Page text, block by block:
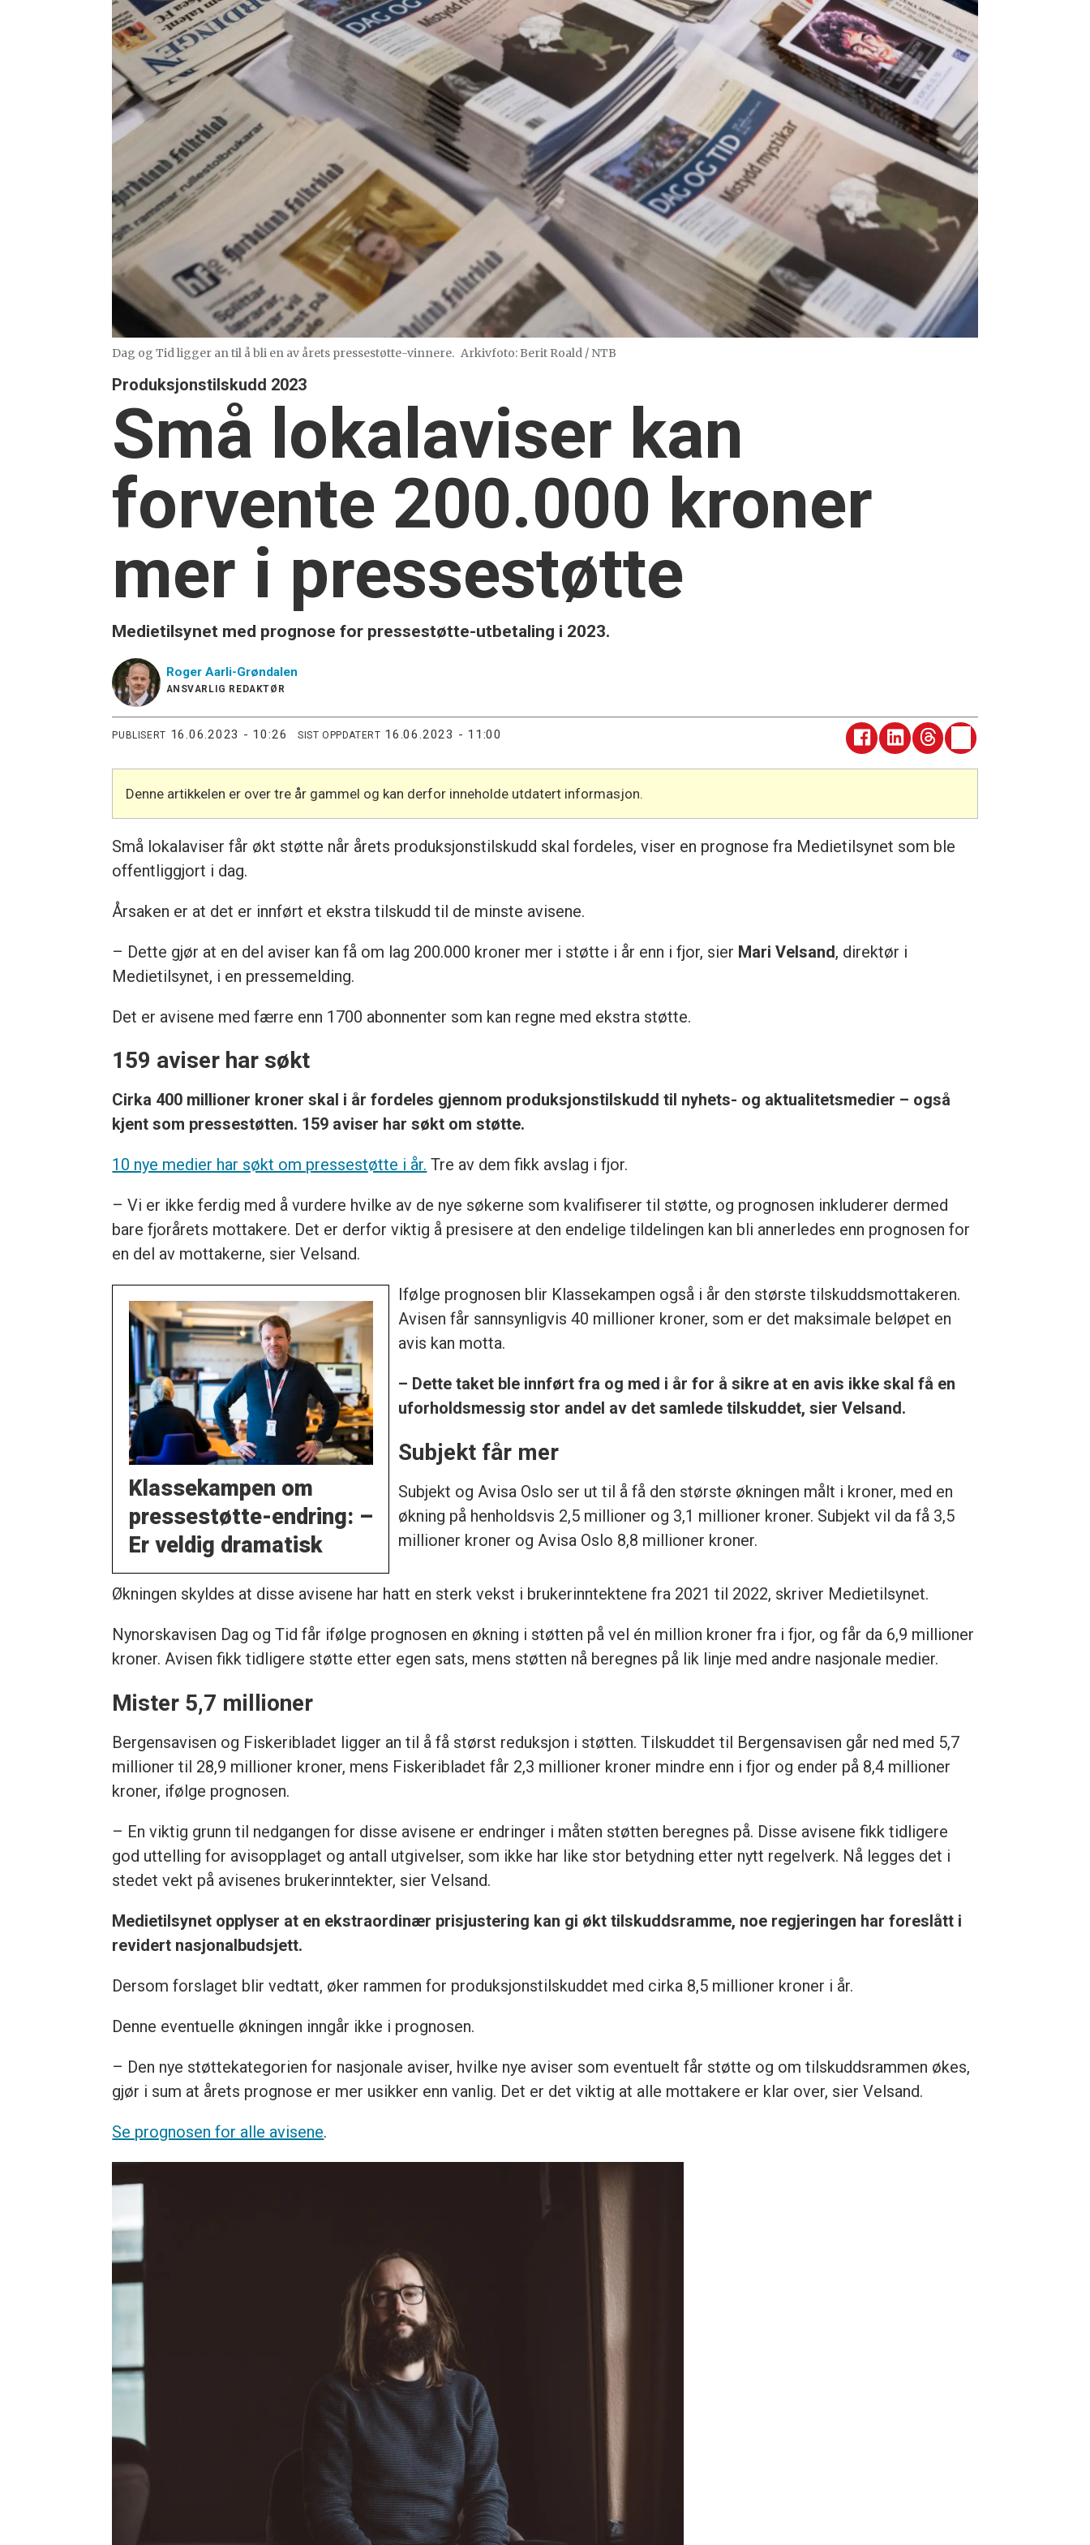
Dag og Tid ligger an til å bli en av årets pressestøtte-vinnere. Arkivfoto: Berit Roald / NTB
Produksjonstilskudd 2023
Små lokalaviser kan
forvente 200.000 kroner
mer i pressestøtte
Medietilsynet med prognose for pressestøtte-utbetaling i 2023.
Roger Aarli-Grøndalen
ANSVARLIG REDAKTØR
PUBLISERT 16.06.2023 - 10:26 SIST OPPDATERT 16.06.2023 - 11:00
Denne artikkelen er over tre år gammel og kan derfor inneholde utdatert informasjon.
Små lokalaviser får økt støtte når årets produksjonstilskudd skal fordeles, viser en prognose fra Medietilsynet som ble
offentliggjort i dag.
Årsaken er at det er innført et ekstra tilskudd til de minste avisene.
– Dette gjør at en del aviser kan få om lag 200.000 kroner mer i støtte i år enn i fjor, sier Mari Velsand, direktør i
Medietilsynet, i en pressemelding.
Det er avisene med færre enn 1700 abonnenter som kan regne med ekstra støtte.
159 aviser har søkt
Cirka 400 millioner kroner skal i år fordeles gjennom produksjonstilskudd til nyhets- og aktualitetsmedier – også
kjent som pressestøtten. 159 aviser har søkt om støtte.
10 nye medier har søkt om pressestøtte i år. Tre av dem fikk avslag i fjor.
– Vi er ikke ferdig med å vurdere hvilke av de nye søkerne som kvalifiserer til støtte, og prognosen inkluderer dermed
bare fjorårets mottakere. Det er derfor viktig å presisere at den endelige tildelingen kan bli annerledes enn prognosen for
en del av mottakerne, sier Velsand.
Klassekampen om
pressestøtte-endring: –
Er veldig dramatisk
Ifølge prognosen blir Klassekampen også i år den største tilskuddsmottakeren.
Avisen får sannsynligvis 40 millioner kroner, som er det maksimale beløpet en
avis kan motta.
– Dette taket ble innført fra og med i år for å sikre at en avis ikke skal få en
uforholdsmessig stor andel av det samlede tilskuddet, sier Velsand.
Subjekt får mer
Subjekt og Avisa Oslo ser ut til å få den største økningen målt i kroner, med en
økning på henholdsvis 2,5 millioner og 3,1 millioner kroner. Subjekt vil da få 3,5
millioner kroner og Avisa Oslo 8,8 millioner kroner.
Økningen skyldes at disse avisene har hatt en sterk vekst i brukerinntektene fra 2021 til 2022, skriver Medietilsynet.
Nynorskavisen Dag og Tid får ifølge prognosen en økning i støtten på vel én million kroner fra i fjor, og får da 6,9 millioner
kroner. Avisen fikk tidligere støtte etter egen sats, mens støtten nå beregnes på lik linje med andre nasjonale medier.
Mister 5,7 millioner
Bergensavisen og Fiskeribladet ligger an til å få størst reduksjon i støtten. Tilskuddet til Bergensavisen går ned med 5,7
millioner til 28,9 millioner kroner, mens Fiskeribladet får 2,3 millioner kroner mindre enn i fjor og ender på 8,4 millioner
kroner, ifølge prognosen.
– En viktig grunn til nedgangen for disse avisene er endringer i måten støtten beregnes på. Disse avisene fikk tidligere
god uttelling for avisopplaget og antall utgivelser, som ikke har like stor betydning etter nytt regelverk. Nå legges det i
stedet vekt på avisenes brukerinntekter, sier Velsand.
Medietilsynet opplyser at en ekstraordinær prisjustering kan gi økt tilskuddsramme, noe regjeringen har foreslått i
revidert nasjonalbudsjett.
Dersom forslaget blir vedtatt, øker rammen for produksjonstilskuddet med cirka 8,5 millioner kroner i år.
Denne eventuelle økningen inngår ikke i prognosen.
– Den nye støttekategorien for nasjonale aviser, hvilke nye aviser som eventuelt får støtte og om tilskuddsrammen økes,
gjør i sum at årets prognose er mer usikker enn vanlig. Det er det viktig at alle mottakere er klar over, sier Velsand.
Se prognosen for alle avisene.